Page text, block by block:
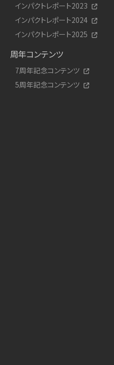
インパクトレポート2023
インパクトレポート2024
インパクトレポート2025
周年コンテンツ
7周年記念コンテンツ
5周年記念コンテンツ